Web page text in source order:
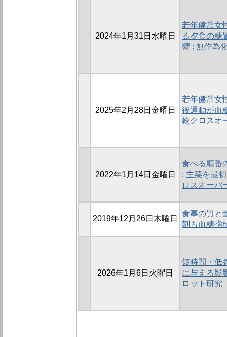
2024年1月31日水曜日
若年健常女
る夕食の糖
響 : 無作為
2025年2月28日金曜日
若年健常女
後運動が血
較クロスオ
2022年1月14日金曜日
食べる順番
: 主菜を最
ロスオーバ
2019年12月26日木曜日
食事の質と
刻も血糖指
2026年1月6日火曜日
短時間・低
に与える影
ロット研究